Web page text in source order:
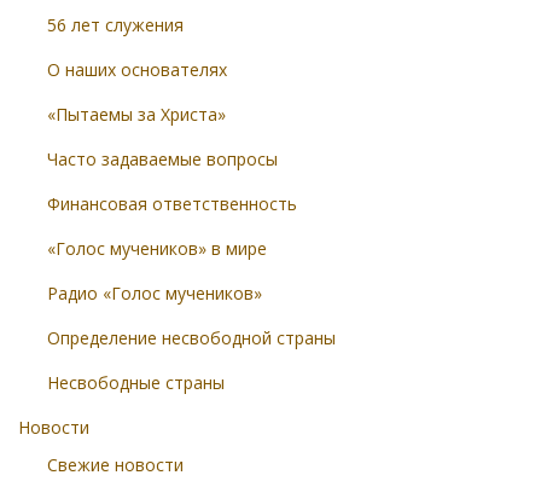
56 лет служения
О наших основателях
«Пытаемы за Христа»
Часто задаваемые вопросы
Финансовая ответственность
«Голос мучеников» в мире
Радио «Голос мучеников»
Определение несвободной страны
Несвободные страны
Новости
Свежие новости